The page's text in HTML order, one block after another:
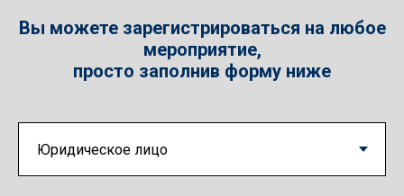
Вы можете зарегистрироваться на любое
мероприятие,
просто заполнив форму ниже